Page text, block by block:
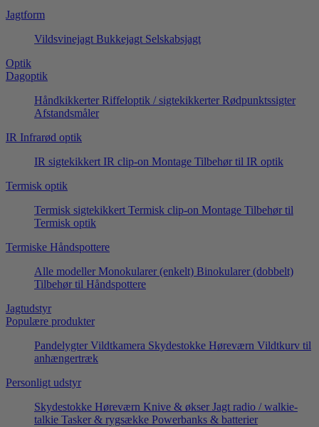
Jagtform
Vildsvinejagt Bukkejagt Selskabsjagt
Optik
Dagoptik
Håndkikkerter Riffeloptik / sigtekikkerter Rødpunktssigter
Afstandsmåler
IR Infrarød optik
IR sigtekikkert IR clip-on Montage Tilbehør til IR optik
Termisk optik
Termisk sigtekikkert Termisk clip-on Montage Tilbehør til
Termisk optik
Termiske Håndspottere
Alle modeller Monokularer (enkelt) Binokularer (dobbelt)
Tilbehør til Håndspottere
Jagtudstyr
Populære produkter
Pandelygter Vildtkamera Skydestokke Høreværn Vildtkurv til
anhængertræk
Personligt udstyr
Skydestokke Høreværn Knive & økser Jagt radio / walkie-
talkie Tasker & rygsække Powerbanks & batterier